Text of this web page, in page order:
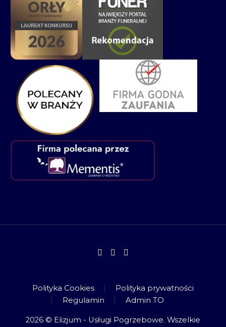
Polityka Cookies
Polityka prywatności
Regulamin
Admin TO
2026 © Elizjum - Usługi Pogrzebowe. Wszelkie